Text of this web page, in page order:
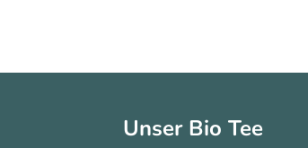
Unser Bio Tee